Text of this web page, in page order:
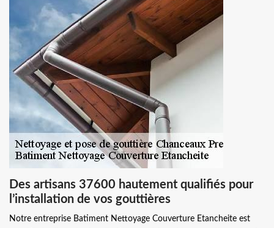
Des artisans 37600 hautement qualifiés pour
l’installation de vos gouttières
Notre entreprise Batiment Nettoyage Couverture Etancheite est